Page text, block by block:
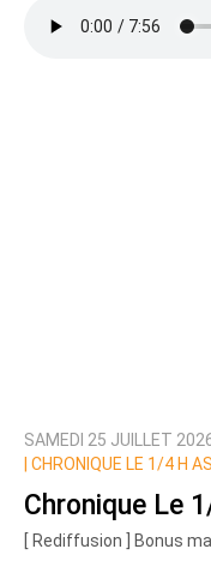
Ajoutez votre
Prévenez-moi de
SAMEDI 25 JUILLET
CHRONIQUE LE 1/4 H
Chronique Le
[ Rediffusion ] Bonus